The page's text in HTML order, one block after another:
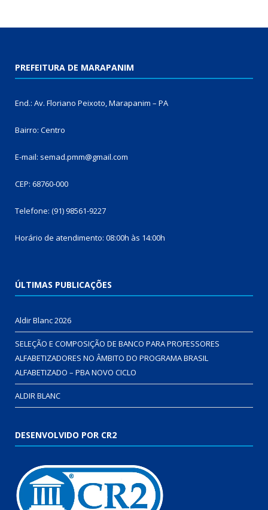
PREFEITURA DE MARAPANIM
End.: Av. Floriano Peixoto, Marapanim – PA
Bairro: Centro
E-mail: semad.pmm@gmail.com
CEP: 68760-000
Telefone: (91) 98561-9227
Horário de atendimento: 08:00h às 14:00h
ÚLTIMAS PUBLICAÇÕES
Aldir Blanc 2026
SELEÇÃO E COMPOSIÇÃO DE BANCO PARA PROFESSORES
ALFABETIZADORES NO ÂMBITO DO PROGRAMA BRASIL
ALFABETIZADO – PBA NOVO CICLO
ALDIR BLANC
DESENVOLVIDO POR CR2